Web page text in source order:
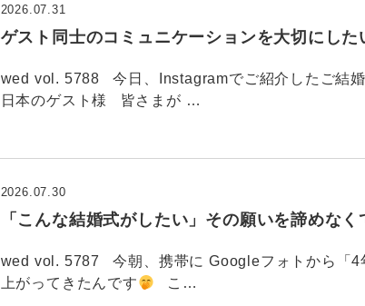
ゲスト同士のコミュニケーションを大切にした
2026.07.31
wed vol. 5788 今日、Instagramでご紹介したご結
日本のゲスト様 皆さまが …
「こんな結婚式がしたい」その願いを諦めなく
2026.07.30
wed vol. 5787 今朝、携帯に Googleフォトから「4
上がってきたんです
こ…